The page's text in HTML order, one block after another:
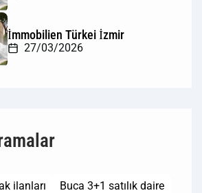
İmmobilien Türkei İzmir
27/03/2026
ilanları
Buca 3+1 satılık daire